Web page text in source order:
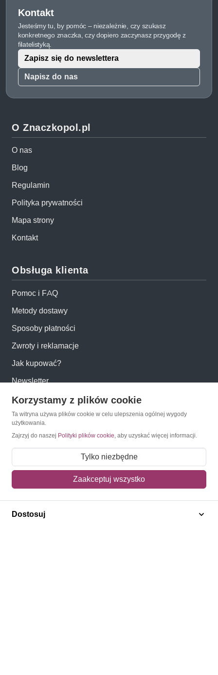
Kontakt
Jesteśmy tu, by pomóc – niezależnie, czy szukasz
konkretnego znaczka, czy dopiero zaczynasz przygodę z
filatelistyką.
Napisz do nas
Zapisz się do newslettera
O Znaczkopol.pl
O nas
Blog
Regulamin
Polityka prywatności
Mapa strony
Kontakt
Obsługa klienta
Pomoc i FAQ
Metody dostawy
Sposoby płatności
Zwroty i reklamacje
Jak kupować?
Newsletter
Konto
Moje konto
Mój koszyk
Adres dostawy
Polecamy
Korzystamy z plików cookie
Ta witryna używa plików cookie w celu ulepszenia ogólnej wygody
użytkowania.
Zajrzyj do naszej Polityki plików cookie, aby uzyskać więcej informacji.
Tylko niezbędne
Zaakceptuj wszystko
Dostosuj